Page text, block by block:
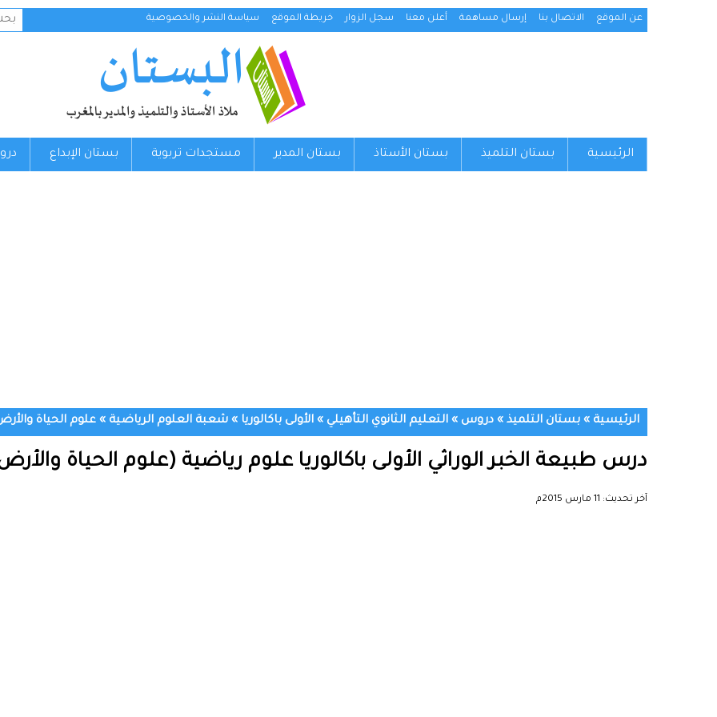
عن الموقع الاتصال بنا إرسال مساهمة أعلن معنا سجل الزوار خريطة الموقع سياسة النشر والخصوصية
عن:
الرئيسية بستان التلميذ بستان الأستاذ بستان المدير مستجدات تربوية بستان الإبداع
الرئيسية » بستان التلميذ » دروس » التعليم الثانوي التأهيلي » الأولى باكالوريا » شعبة العلوم الرياضية » علوم الحياة
درس طبيعة الخبر الوراثي الأولى باكالوريا علوم رياضية (علوم الحياة
آخر تحديث: 11 مارس 2015م